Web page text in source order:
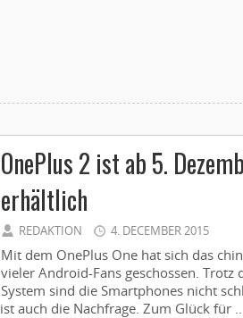
OnePlus 2 ist ab 5.
erhältlich
REDAKTION 4. DECEMBER 2015
Mit dem OnePlus One hat sich das
vieler Android-Fans geschossen.
System sind die Smartphones nicht
ist auch die Nachfrage. Zum Glück für